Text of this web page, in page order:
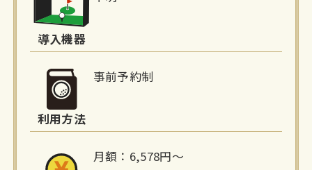
報
導入機器
利用方法
事前予約制
月額：6,578円〜